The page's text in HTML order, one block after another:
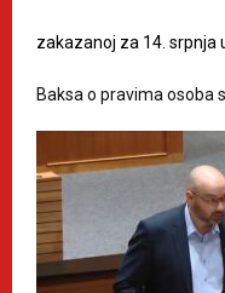
zakazanoj za 14. srpnja
Baksa o pravima osoba